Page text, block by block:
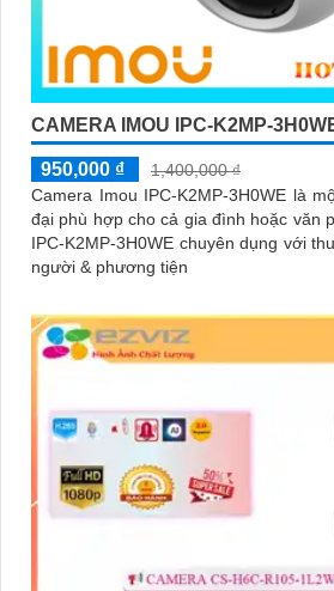
CAMERA IMOU IPC-K2MP-
950,000 ₫
1,400,000 ₫
Camera Imou IPC-K2MP-3H0WE là
đại phù hợp cho cả gia đình hoặc văn
IPC-K2MP-3H0WE chuyên dụng với
người & phương tiện